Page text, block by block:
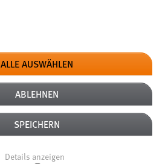
ALLE AUSWÄHLEN
ABLEHNEN
SPEICHERN
Details anzeigen